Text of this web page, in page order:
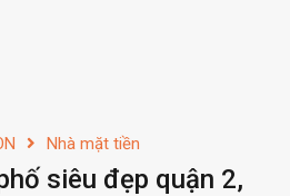
Nhà mặt tiền
siêu đẹp quận 2,